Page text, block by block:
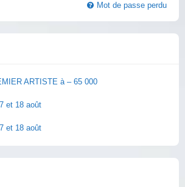
Mot de passe perdu
ARTISTE à – 65 000
et 18 août
et 18 août